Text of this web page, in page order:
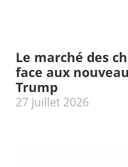
Le marché des
face aux
Trump
27 juillet 2026